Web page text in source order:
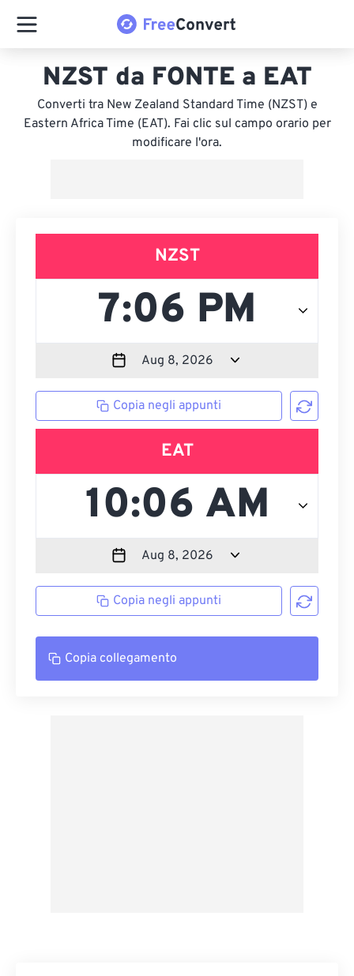
NZST da FONTE a EAT
Converti tra New Zealand Standard Time (NZST) e
Eastern Africa Time (EAT). Fai clic sul campo orario per
modificare l'ora.
NZST
Copia negli appunti
EAT
Copia negli appunti
Copia collegamento